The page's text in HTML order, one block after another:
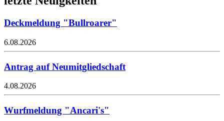
Deckmeldung "Bullroarer"
6.08.2026
Antrag auf Neumitgliedschaft
4.08.2026
Wurfmeldung "Ancari's"